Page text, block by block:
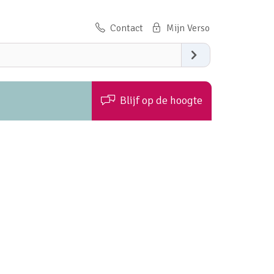
Contact
Zoeken
Blijf op de hoogte